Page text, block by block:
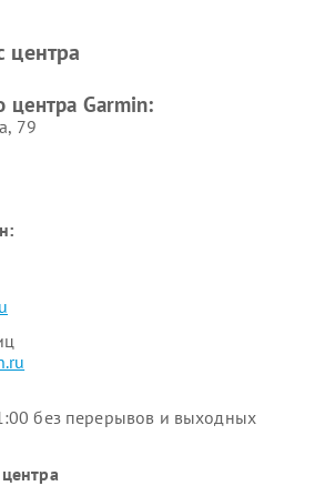
центра
центра Garmin:
79
без перерывов и выходных